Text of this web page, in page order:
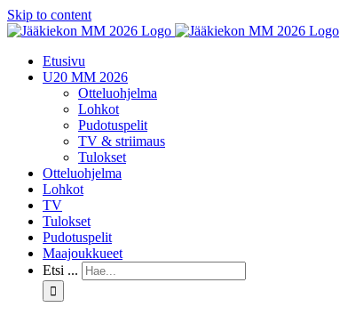
Skip to content
Etusivu
U20 MM 2026
Otteluohjelma
Lohkot
Pudotuspelit
TV & striimaus
Tulokset
Otteluohjelma
Lohkot
TV
Tulokset
Pudotuspelit
Maajoukkueet
Etsi ...